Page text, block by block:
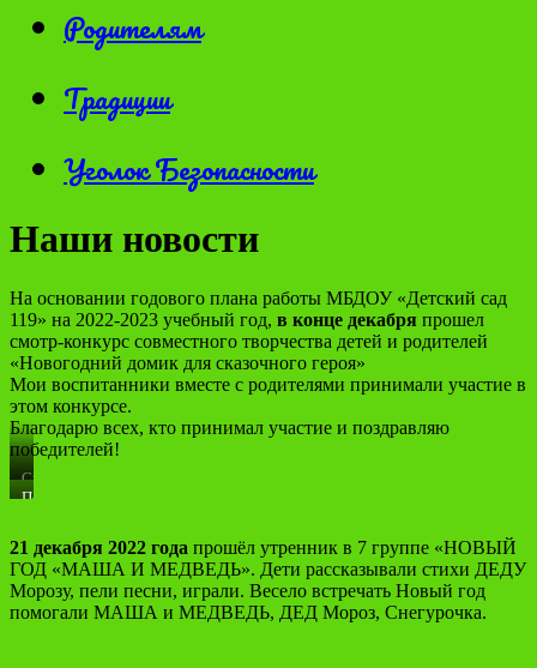
Родителям
Традиции
Уголок Безопасности
Наши новости
На основании годового плана работы МБДОУ «Детский сад
119» на 2022-2023 учебный год, в конце декабря прошел
смотр-конкурс совместного творчества детей и родителей
«Новогодний домик для сказочного героя»
Мои воспитанники вместе с родителями принимали участие в
этом конкурсе.
Благодарю всех, кто принимал участие и поздравляю
победителей!
Ситнов
Андрей
Галина
Григорьевна
Посылкин
21 декабря 2022 года прошёл утренник в 7 группе «НОВЫЙ
ГОД «МАША И МЕДВЕДЬ». Дети рассказывали стихи ДЕДУ
Морозу, пели песни, играли. Весело встречать Новый год
помогали МАША и МЕДВЕДЬ, ДЕД Мороз, Снегурочка.